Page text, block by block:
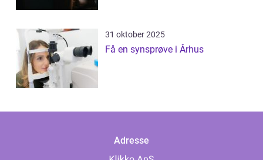
31 oktober 2025
Få en synsprøve i Århus
Adresse